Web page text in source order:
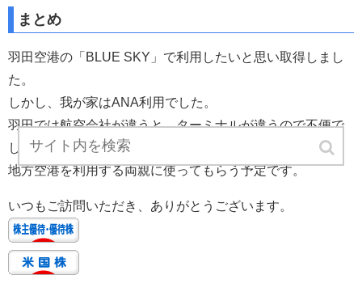
まとめ
羽田空港の「BLUE SKY」で利用したいと思い取得しまし
た。
しかし、我が家はANA利用でした。
羽田では航空会社が違うと、ターミナルが違うので不便で
したね。
地方空港を利用する両親に使ってもらう予定です。
いつもご訪問いただき、ありがとうございます。